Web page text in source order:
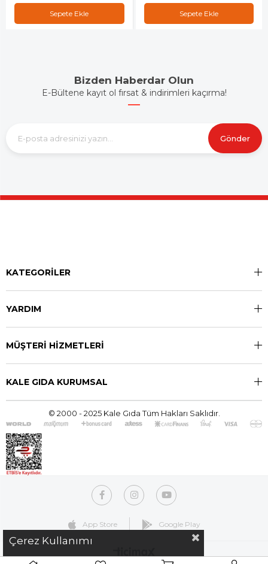
Sepete Ekle Sepete Ekle
Bizden Haberdar Olun
E-Bültene kayıt ol fırsat & indirimleri kaçırma!
Gönder
KATEGORİLER
YARDIM
MÜŞTERİ HİZMETLERİ
KALE GIDA KURUMSAL
© 2000 - 2025 Kale Gıda Tüm Hakları Saklıdır.
App Store Google Play
Çerez Kullanımı